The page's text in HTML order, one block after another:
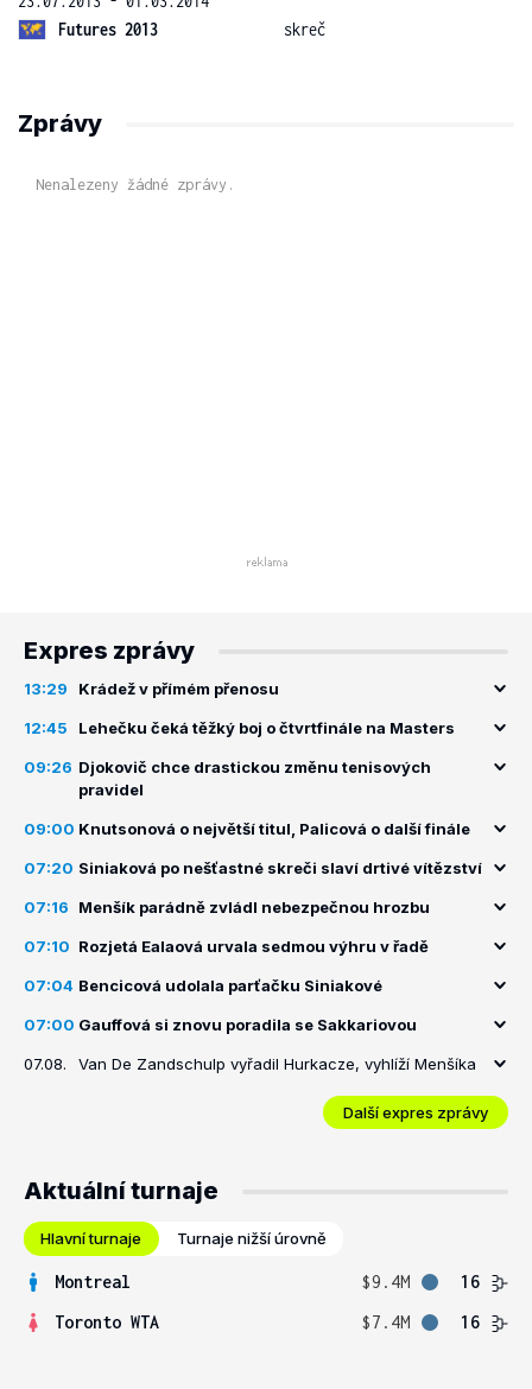
Futures 2013
skreč
Zprávy
Nenalezeny žádné zprávy.
Expres zprávy
13:29 Krádež v přímém přenosu
12:45 Lehečku čeká těžký boj o čtvrtfinále na Masters
09:26 Djokovič chce drastickou změnu tenisových
pravidel
09:00 Knutsonová o největší titul, Palicová o další finále
07:20 Siniaková po nešťastné skreči slaví drtivé vítězství
07:16 Menšík parádně zvládl nebezpečnou hrozbu
07:10 Rozjetá Ealaová urvala sedmou výhru v řadě
07:04 Bencicová udolala parťačku Siniakové
07:00 Gauffová si znovu poradila se Sakkariovou
07.08. Van De Zandschulp vyřadil Hurkacze, vyhlíží Menšíka
Další expres zprávy
Aktuální turnaje
Hlavní turnaje Turnaje nižší úrovně
Montreal $9.4M
16
Toronto WTA
$7.4M 16